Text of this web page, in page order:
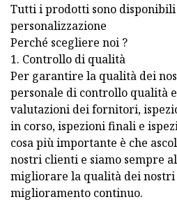
Tutti i prodotti sono
personalizzazione
Perché scegliere noi ?
1. Controllo di qualità
Per garantire la qualità dei
personale di controllo qualità
valutazioni dei fornitori,
in corso, ispezioni finali e
cosa più importante è che
nostri clienti e siamo sempre
migliorare la qualità dei
miglioramento continuo.